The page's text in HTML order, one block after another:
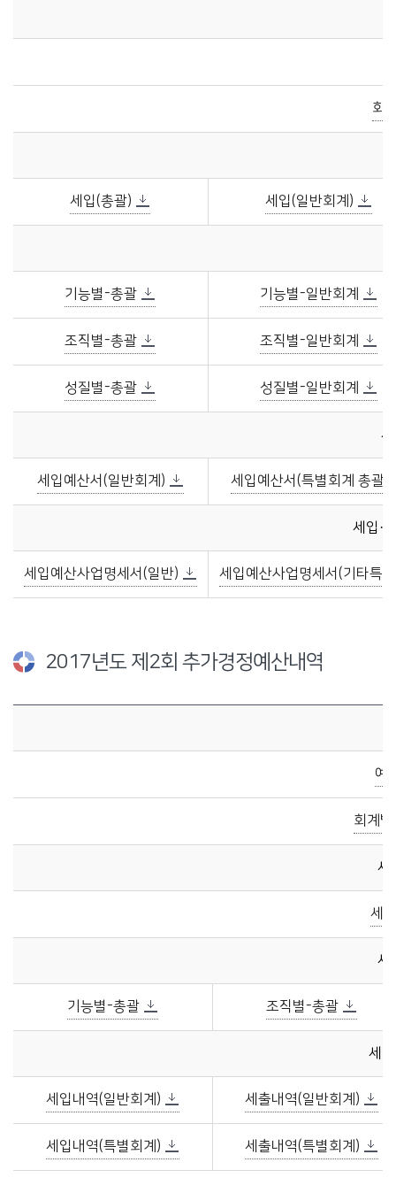
회
세입(총괄) 세입(일반회계)
기능별-총괄 기능별-일반회계
조직별-총괄 조직별-일반회계
성질별-총괄 성질별-일반회계
세입예산서(일반회계) 세입예산서(특별회계 총괄)
세입·
세입예산사업명세서(일반) 세입예산사업명세서(기타특
2017년도 제2회 추가경정예산내역
2017년도 제2회 추가경정예산내역에 관한 자료이며, 예산규모, 세입총괄표, 세출총괄표, 세입·세출예산서, 세입·세출예산 사업명세서를 제공합니다.
예
회계
세
세
세
기능별-총괄 조직별-총괄
세
세입내역(일반회계) 세출내역(일반회계)
세입내역(특별회계) 세출내역(특별회계)